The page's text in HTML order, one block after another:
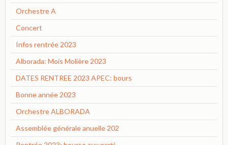
Orchestre A
Concert
Infos rentrée 2023
Alborada: Mois Molière 2023
DATES RENTREE 2023 APEC: bours
Bonne année 2023
Orchestre ALBORADA
Assemblée générale anuelle 202